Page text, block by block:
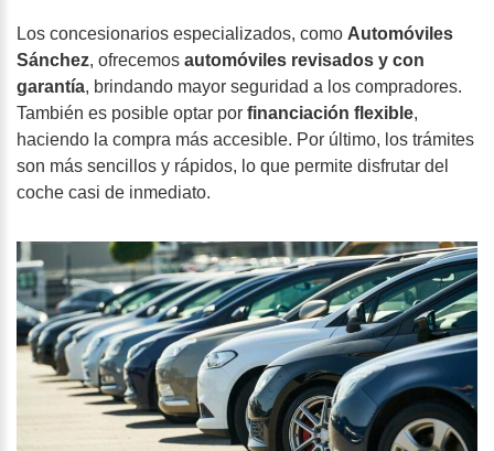
Los concesionarios especializados, como Automóviles
Sánchez, ofrecemos automóviles revisados y con
garantía, brindando mayor seguridad a los compradores.
También es posible optar por financiación flexible,
haciendo la compra más accesible. Por último, los trámites
son más sencillos y rápidos, lo que permite disfrutar del
coche casi de inmediato.